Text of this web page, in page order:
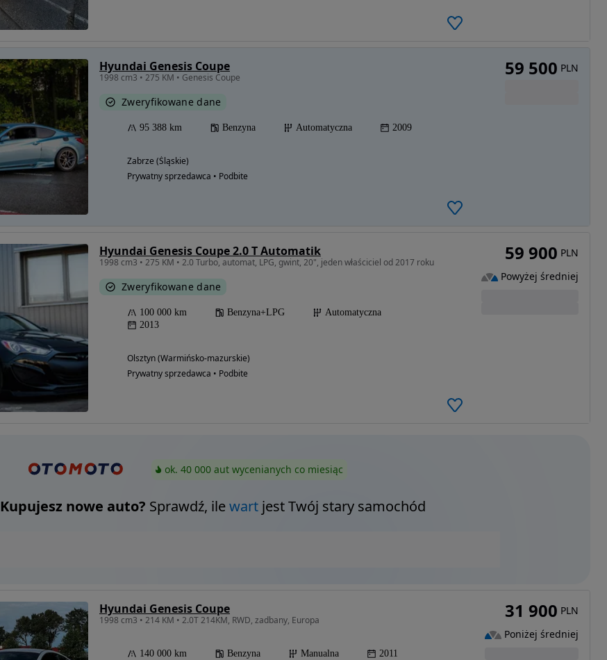
Hyundai Genesis Coupe
1998 cm3 • 275 KM • Genesis Coupe
Zweryfikowane dane
95 388 km Benzyna Automatyczna 2009
Zabrze (Śląskie)
Prywatny sprzedawca • Podbite
59 500 PLN
Hyundai Genesis Coupe 2.0 T Automatik
1998 cm3 • 275 KM • 2.0 Turbo, automat, LPG, gwint, 20", jeden właściciel od 2017 roku
Zweryfikowane dane
100 000 km Benzyna+LPG
Automatyczna
2013
Olsztyn (Warmińsko-mazurskie)
Prywatny sprzedawca • Podbite
59 900 PLN
Powyżej średniej
ok. 40 000 aut wycenianych co miesiąc
Kupujesz nowe auto? Sprawdź, ilewartjest Twój stary samochód
Hyundai Genesis Coupe
1998 cm3 • 214 KM • 2.0T 214KM, RWD, zadbany, Europa
140 000 km Benzyna Manualna 2011
31 900 PLN
Poniżej średniej